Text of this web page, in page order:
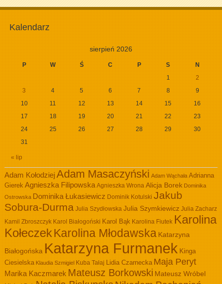
Kalendarz
sierpień 2026
P W Ś C P S N
« lip
1
2
3
4 5 6 7 8
9
10
11 12 13 14 15
16
17
18 19 20 21 22
23
24
25 26 27 28 29
30
31
Adam KołodziejAdam Masaczyński Adam Wąchała Adrianna
Gierek Agnieszka Filipowska Agnieszka Wrona Alicja Borek Dominika
Ostrowska Dominika Łukasiewicz Dominik Kotulski Jakub
Sobura-Durma Julia Szydłowska Julia Szymkiewicz Julia Zacharz
Kamil Zbroszczyk Karol Białogoński Karol Bąk Karolina Fiutek Karolina
KołeczekKarolina Młodawska Katarzyna
Białogońska Katarzyna Furmanek Kinga
Ciesielska Klaudia Szmigiel Kuba Tałaj Lidia Czarnecka Maja Peryt
Marika Kaczmarek Mateusz Borkowski Mateusz Wróbel